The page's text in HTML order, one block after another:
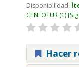
Disponibilidad:
CENFOTUR(1)
Hacer